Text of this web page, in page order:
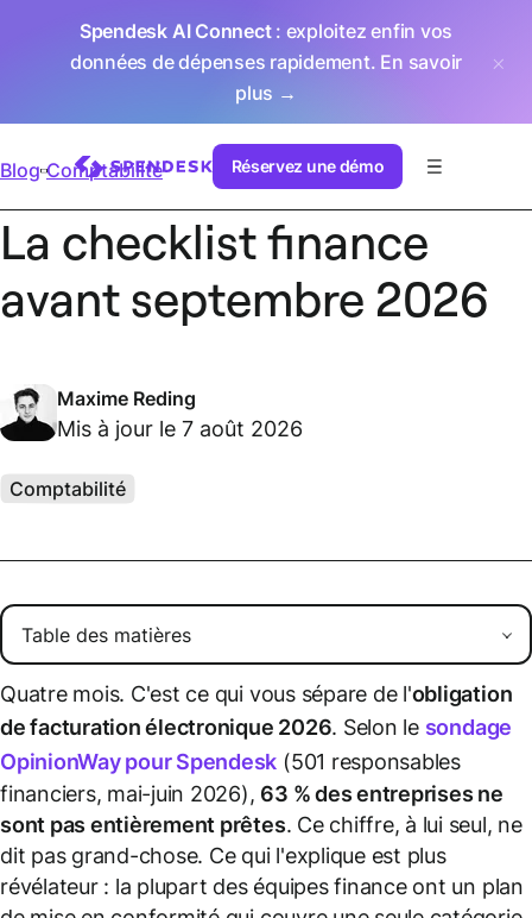
Spendesk AI Connect: exploitez enfin vos
données de dépenses rapidement. En savoir
plus →
Réservez une démo
Blog Comptabilité
La checklist finance
avant septembre 2026
Maxime Reding
Mis à jour le 7 août 2026
Comptabilité
Quatre mois. C'est ce qui vous sépare de l'obligation
de facturation électronique 2026. Selon le sondage
OpinionWay pour Spendesk (501 responsables
financiers, mai-juin 2026), 63 % des entreprises ne
sont pas entièrement prêtes. Ce chiffre, à lui seul, ne
dit pas grand-chose. Ce qui l'explique est plus
révélateur : la plupart des équipes finance ont un plan